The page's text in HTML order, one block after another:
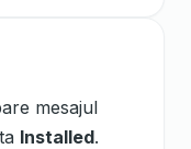
mesajul
Installed.